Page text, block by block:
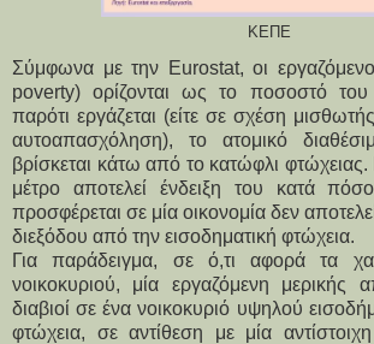
ΚΕΠΕ
Σύμφωνα με την Eurostat, οι
poverty) ορίζονται ως το ποσοστό
παρότι εργάζεται (είτε σε σχέση
αυτοαπασχόληση), το ατομικό
βρίσκεται κάτω από το κατώφλι
μέτρο αποτελεί ένδειξη του κατά
προσφέρεται σε μία οικονομία δεν
διεξόδου από την εισοδηματική φτώχεια.
Για παράδειγμα, σε ό,τι αφορά τα
νοικοκυριού, μία εργαζόμενη μερικής
διαβιοί σε ένα νοικοκυριό υψηλού
φτώχεια, σε αντίθεση με μία